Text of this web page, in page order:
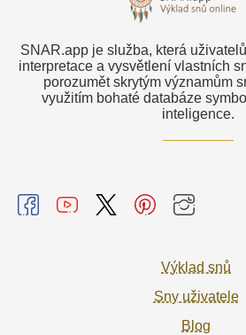
SNAR.app je služba, která
interpretace a vysvětlení vlastních
porozumět skrytým významům
využitím bohaté databáze
inteligence.
Výklad snů
Sny uživatele
Blog